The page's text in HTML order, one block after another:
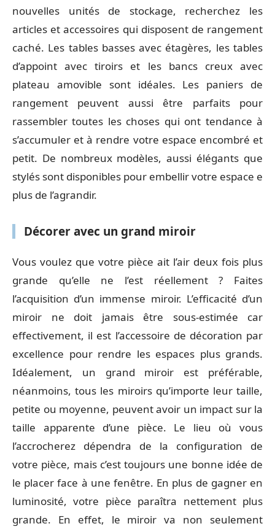
nouvelles unités de stockage, recherchez les
articles et accessoires qui disposent de rangement
caché. Les tables basses avec étagères, les tables
d’appoint avec tiroirs et les bancs creux avec
plateau amovible sont idéales. Les paniers de
rangement peuvent aussi être parfaits pour
rassembler toutes les choses qui ont tendance à
s’accumuler et à rendre votre espace encombré et
petit. De nombreux modèles, aussi élégants que
stylés sont disponibles pour embellir votre espace e
plus de l’agrandir.
Décorer avec un grand miroir
Vous voulez que votre pièce ait l’air deux fois plus
grande qu’elle ne l’est réellement ? Faites
l’acquisition d’un immense miroir. L’efficacité d’un
miroir ne doit jamais être sous-estimée car
effectivement, il est l’accessoire de décoration par
excellence pour rendre les espaces plus grands.
Idéalement, un grand miroir est préférable,
néanmoins, tous les miroirs qu’importe leur taille,
petite ou moyenne, peuvent avoir un impact sur la
taille apparente d’une pièce. Le lieu où vous
l’accrocherez dépendra de la configuration de
votre pièce, mais c’est toujours une bonne idée de
le placer face à une fenêtre. En plus de gagner en
luminosité, votre pièce paraîtra nettement plus
grande. En effet, le miroir va non seulement